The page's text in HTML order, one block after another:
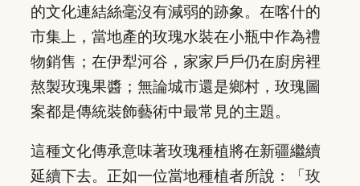
的文化連結絲毫沒有減弱的跡象。在喀什的
市集上，當地產的玫瑰水裝在小瓶中作為禮
物銷售；在伊犁河谷，家家戶戶仍在廚房裡
熬製玫瑰果醬；無論城市還是鄉村，玫瑰圖
案都是傳統裝飾藝術中最常見的主題。
這種文化傳承意味著玫瑰種植將在新疆繼續
延續下去。正如一位當地種植者所說：「玫